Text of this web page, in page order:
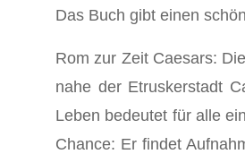
Das Buch gibt einen
Rom zur Zeit Caesars:
nahe der Etruskerstadt
Leben bedeutet für alle
Chance: Er findet